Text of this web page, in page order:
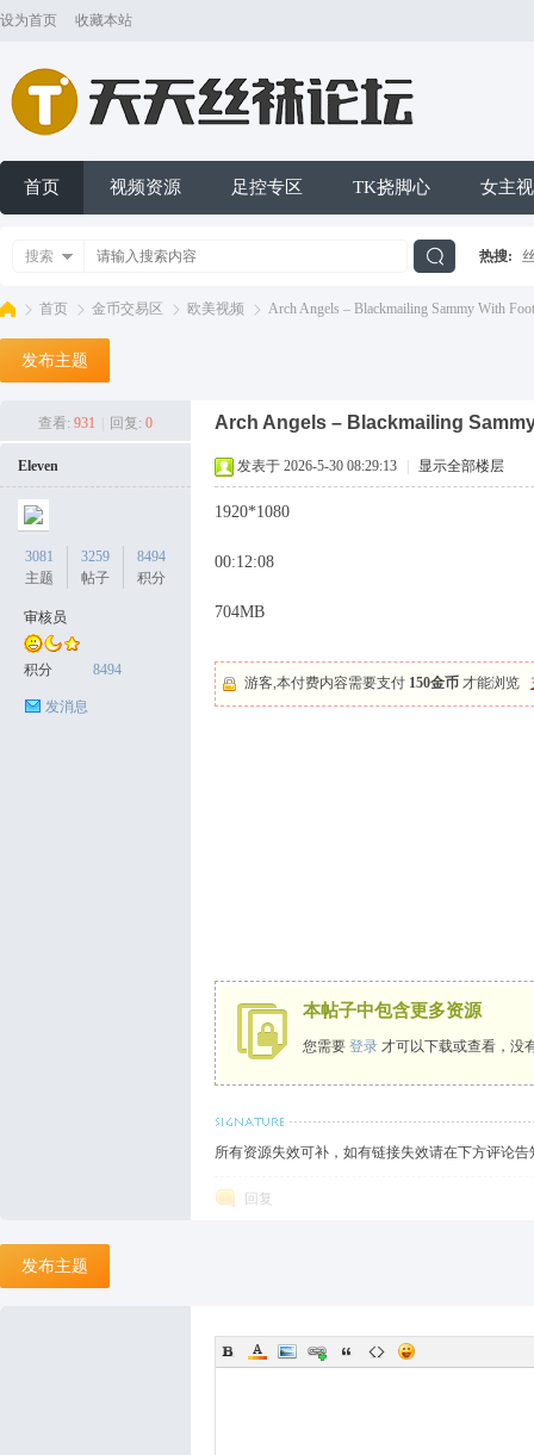
设为首页 收藏本站
首页 视频资源 足控专区 TK挠脚心 女主
搜索 热搜:
首页 金币交易区 欧美视频
›
Arch Angels – Blackmailing Sammy With
发布主题
查看: 931 回复: 0 Arch Angels – Blackmailing
Eleven
3081
主题
3259
帖子
8494
积分
审核员
积分 8494
发消息
发表于 2026-5-30 08:29:13 显示全部楼层
1920*1080
00:12:08
704MB
游客,本付费内容需要支付 150金币 才能浏览
本帖子中包含更多资源
您需要 登录 才可以下载或查看，没
所有资源失效可补，如有链接失效请在下方评论
回复
发布主题